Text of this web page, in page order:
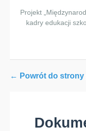
Projekt
kadry edukacji
← Powrót do strony